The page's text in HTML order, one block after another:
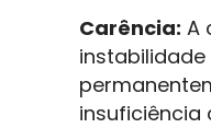
Carência: A
insuficiência